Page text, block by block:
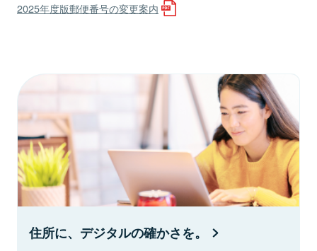
2025年度版郵便番号の変更案内
住所に、デジタルの確かさを。